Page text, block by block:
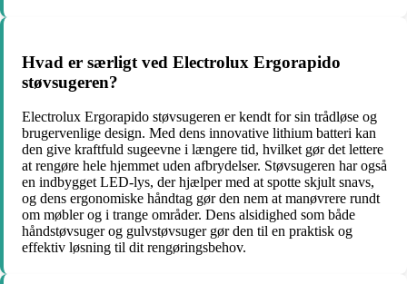
Hvad er særligt ved Electrolux Ergorapido
støvsugeren?
Electrolux Ergorapido støvsugeren er kendt for sin trådløse og
brugervenlige design. Med dens innovative lithium batteri kan
den give kraftfuld sugeevne i længere tid, hvilket gør det lettere
at rengøre hele hjemmet uden afbrydelser. Støvsugeren har også
en indbygget LED-lys, der hjælper med at spotte skjult snavs,
og dens ergonomiske håndtag gør den nem at manøvrere rundt
om møbler og i trange områder. Dens alsidighed som både
håndstøvsuger og gulvstøvsuger gør den til en praktisk og
effektiv løsning til dit rengøringsbehov.